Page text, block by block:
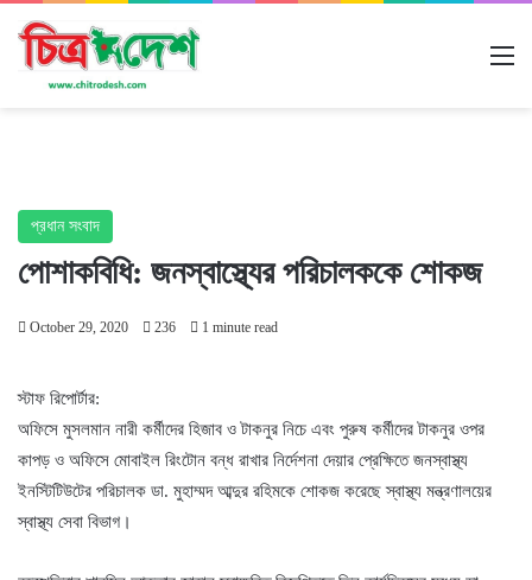
প্রধান সংবাদ
পোশাকবিধি: জনস্বাস্থ্যের পরিচালককে শোকজ
October 29, 2020 236 1 minute read
স্টাফ রিপোর্টার:
অফিসে মুসলমান নারী কর্মীদের হিজাব ও টাকনুর নিচে এবং পুরুষ কর্মীদের টাকনুর ওপর
কাপড় ও অফিসে মোবাইল রিংটোন বন্ধ রাখার নির্দেশনা দেয়ার প্রেক্ষিতে জনস্বাস্থ্য
ইনস্টিটিউটের পরিচালক ডা. মুহাম্মদ আব্দুর রহিমকে শোকজ করেছে স্বাস্থ্য মন্ত্রণালয়ের
স্বাস্থ্য সেবা বিভাগ।